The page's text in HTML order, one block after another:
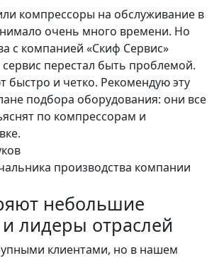
компрессоры на обслуживание в
очень много времени. Но
с компанией «Скиф Сервис»
перестал быть проблемой.
быстро и четко. Рекомендую эту
подбора оборудования: они все
по компрессорам и
производства компании
небольшие
лидеры отраслей
клиентами, но в нашем